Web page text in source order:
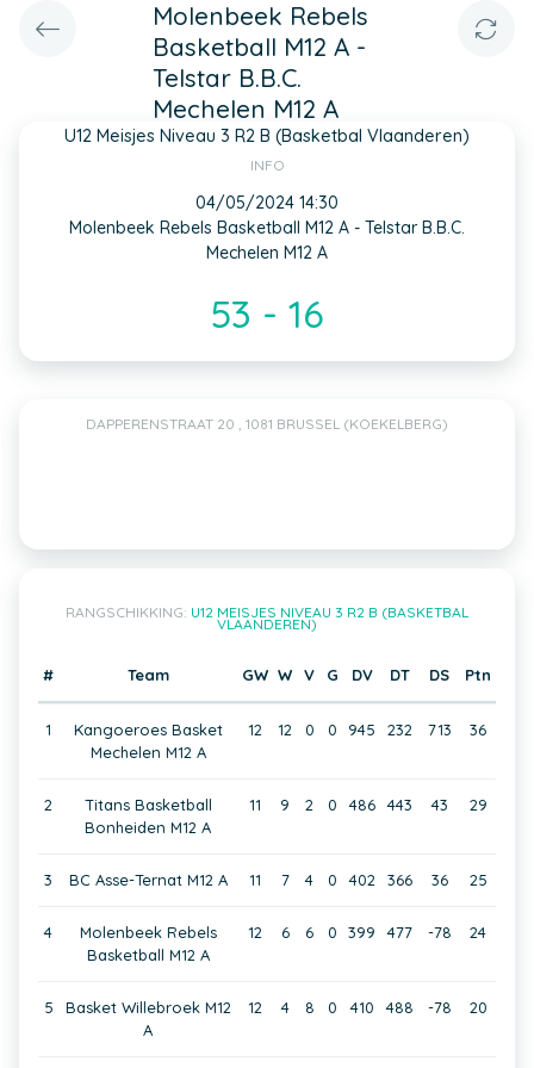
Molenbeek Rebels
Basketball M12 A -
Telstar B.B.C.
Mechelen M12 A
U12 Meisjes Niveau 3 R2 B (Basketbal Vlaanderen)
INFO
04/05/2024 14:30
Molenbeek Rebels Basketball M12 A - Telstar B.B.C.
Mechelen M12 A
53 - 16
DAPPERENSTRAAT 20 , 1081 BRUSSEL (KOEKELBERG)
RANGSCHIKKING: U12 MEISJES NIVEAU 3 R2 B (BASKETBAL
VLAANDEREN)
# Team GW W V G DV DT DS Ptn
1
Kangoeroes Basket
Mechelen M12 A
12 12 0 0 945 232 713 36
2
Titans Basketball
Bonheiden M12 A
11 9 2 0 486 443 43 29
3 BC Asse-Ternat M12 A 11 7 4 0 402 366 36 25
4
Molenbeek Rebels
Basketball M12 A
12 6 6 0 399 477 -78 24
5
Basket Willebroek M12
A
12 4 8 0 410 488 -78 20